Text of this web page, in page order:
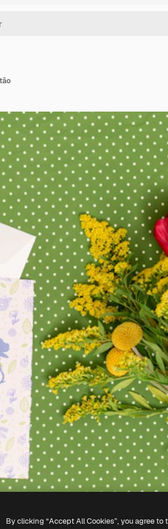
By clicking “Accept All Cookies”, you agree